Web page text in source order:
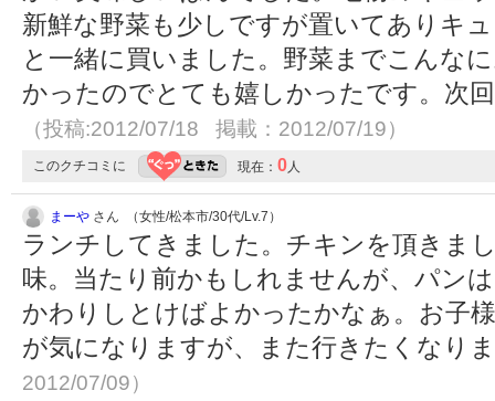
新鮮な野菜も少しですが置いてありキ
と一緒に買いました。野菜までこんな
かったのでとても嬉しかったです。次
（投稿:2012/07/18 掲載：2012/07/19）
このクチコミに 現在： 0人
まーや さん （女性/松本市/30代/Lv.7）
ランチしてきました。チキンを頂きま
味。当たり前かもしれませんが、パン
かわりしとけばよかったかなぁ。お子
が気になりますが、また行きたくなり
2012/07/09）